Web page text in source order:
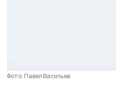
Фото: Павел Васильев